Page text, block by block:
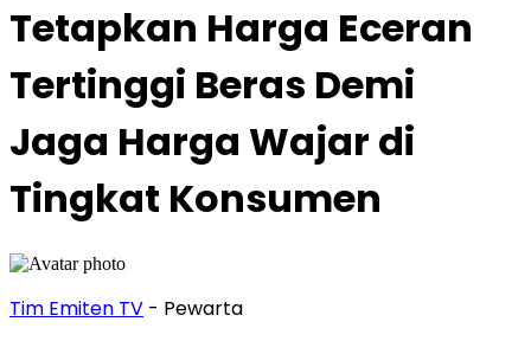
Tetapkan Harga Eceran
Tertinggi Beras Demi
Jaga Harga Wajar di
Tingkat Konsumen
Tim Emiten TV - Pewarta